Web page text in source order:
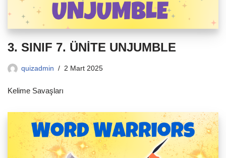
3. SINIF 7. ÜNİTE UNJUMBLE
quizadmin 2 Mart 2025
Kelime Savaşları